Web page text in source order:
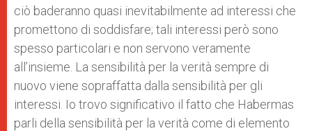
ciò baderanno quasi inevitabilmente ad interessi che
promettono di soddisfare; tali interessi però sono
spesso particolari e non servono veramente
all’insieme. La sensibilità per la verità sempre di
nuovo viene sopraffatta dalla sensibilità per gli
interessi. Io trovo significativo il fatto che Habermas
parli della sensibilità per la verità come di elemento